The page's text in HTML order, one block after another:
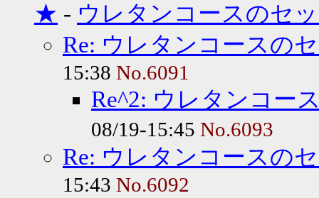
★ - ウレタンコースのセ
Re: ウレタンコースの
15:38 No.6091
Re^2: ウレタンコー
08/19-15:45 No.6093
Re: ウレタンコースの
15:43 No.6092